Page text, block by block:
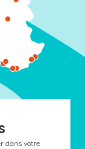
dans votre